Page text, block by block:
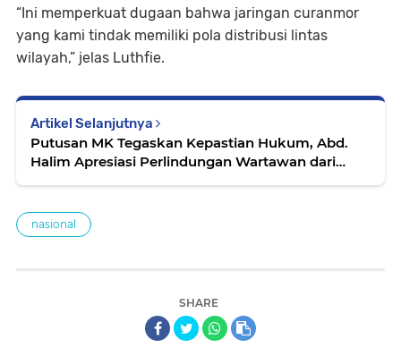
“Ini memperkuat dugaan bahwa jaringan curanmor
yang kami tindak memiliki pola distribusi lintas
wilayah,” jelas Luthfie.
Artikel Selanjutnya
Putusan MK Tegaskan Kepastian Hukum, Abd.
Halim Apresiasi Perlindungan Wartawan dari
nasional
SHARE